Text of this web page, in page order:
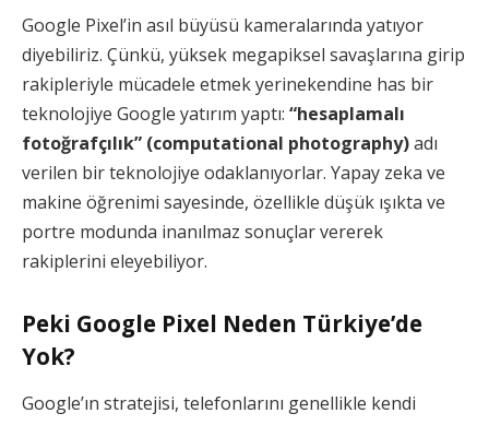
Google Pixel’in asıl büyüsü kameralarında yatıyor
diyebiliriz. Çünkü, yüksek megapiksel savaşlarına girip
rakipleriyle mücadele etmek yerinekendine has bir
teknolojiye Google yatırım yaptı: “hesaplamalı
fotoğrafçılık” (computational photography)adı
verilen bir teknolojiye odaklanıyorlar. Yapay zeka ve
makine öğrenimi sayesinde, özellikle düşük ışıkta ve
portre modunda inanılmaz sonuçlar vererek
rakiplerini eleyebiliyor.
Peki Google Pixel Neden Türkiye’de
Yok?
Google’ın stratejisi, telefonlarını genellikle kendi